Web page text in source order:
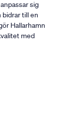
sig
bidrar till en
Hallarhamn
med